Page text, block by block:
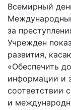
Всемирный
за
Учрежден
развития,
«Обеспечить
информации и
соответствии
и